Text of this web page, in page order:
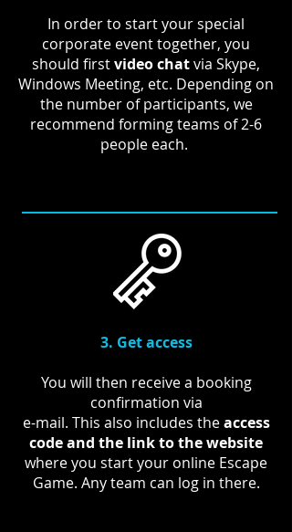
In order to start your special
corporate event together, you
should firstvideo chatvia Skype,
Windows Meeting, etc. Depending on
the number of participants, we
recommend forming teams of 2-6
people each.
3. Get access
You will then receive a booking
confirmation via
e-mail. This also includes theaccess
code and the link to the website
where you start your online Escape
Game. Any team can log in there.